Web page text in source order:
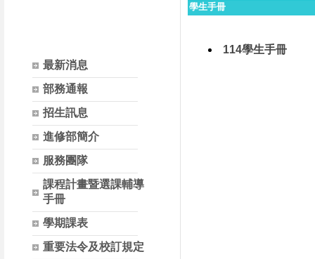
最新消息
部務通報
招生訊息
進修部簡介
服務團隊
課程計畫暨選課輔導
手冊
學期課表
重要法令及校訂規定
學生手冊
114學生手冊